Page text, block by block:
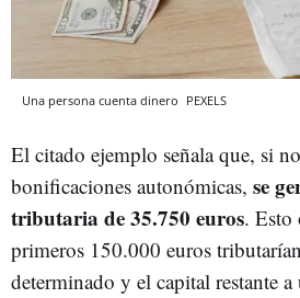
Una persona cuenta dinero PEXELS
El citado ejemplo señala que, si
bonificaciones autonómicas, se
tributaria de 35.750 euros. Esto
primeros 150.000 euros
determinado y el capital restante